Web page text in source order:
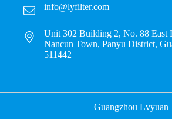
info@lyfilter.com
Unit 302 Building 2, No. 88 East
Nancun Town, Panyu District,
511442
Guangzhou Lvyuan